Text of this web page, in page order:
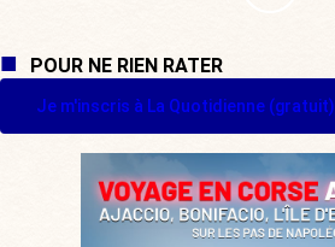
POUR NE RIEN RATER
Je m'inscris à La Quotidienne (gratuit)